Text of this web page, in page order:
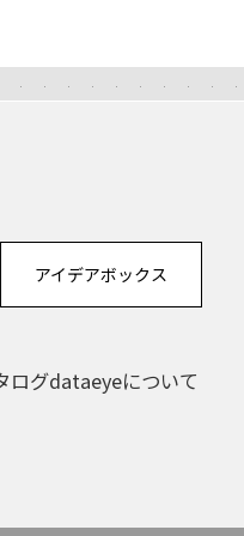
アイデアボックス
ログdataeyeについて